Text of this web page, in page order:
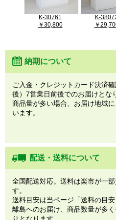
K-30761
￥30,800
K-
￥
納期について
ご入金・クレジットカード決済
後）7営業日前後でのお届けとな
商品量が多い場合、お届け地域
います。
配送・送料について
全国配送対応。送料は楽市が一
す。
送料目安は当ページ「送料の目
離島へのお届け、商品数量が多